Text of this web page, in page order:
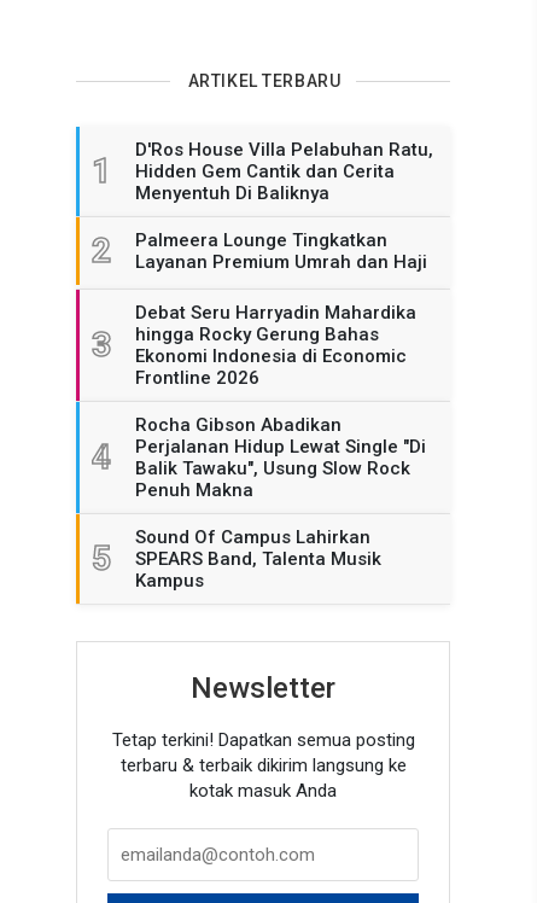
ARTIKEL TERBARU
1
D'Ros House Villa Pelabuhan Ratu,
Hidden Gem Cantik dan Cerita
Menyentuh Di Baliknya
2
Palmeera Lounge Tingkatkan
Layanan Premium Umrah dan Haji
3
Debat Seru Harryadin Mahardika
hingga Rocky Gerung Bahas
Ekonomi Indonesia di Economic
Frontline 2026
4
Rocha Gibson Abadikan
Perjalanan Hidup Lewat Single "Di
Balik Tawaku", Usung Slow Rock
Penuh Makna
5
Sound Of Campus Lahirkan
SPEARS Band, Talenta Musik
Kampus
Newsletter
Tetap terkini! Dapatkan semua posting
terbaru & terbaik dikirim langsung ke
kotak masuk Anda